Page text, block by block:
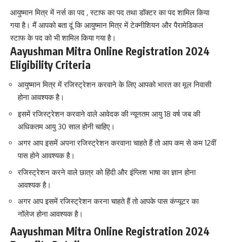
आयुष्मान मित्र में नर्स का पद , स्टाफ का पद तथा डॉक्टर का पद शामिल किया
गया है। मैं आपको बता दूं कि आयुष्मान मित्र में टेक्नीशियन और पैरामेडिकल
स्टाफ के पद को भी शामिल किया गया है।
Aayushman Mitra Online Registration 2024
Eligibility Criteria
आयुष्मान मित्र में रजिस्ट्रेशन करवाने के लिए आपको भारत का मूल निवासी
होना आवश्यक है।
इसमें रजिस्ट्रेशन करवाने वाले आवेदक की न्यूनतम आयु 18 वर्ष जब की
अधिकतम आयु 30 साल होनी चाहिए।
अगर आप इसमें अपना रजिस्ट्रेशन करवाना चाहते हैं तो आप कम से कम 12वीं
पास होने आवश्यक है।
रजिस्ट्रेशन करने वाले छात्र को हिंदी और इंग्लिश भाषा का ज्ञान होना
आवश्यक है।
अगर आप इसमें रजिस्ट्रेशन करना चाहते हैं तो आपके पास कंप्यूटर का
नॉलेज होना आवश्यक है।
Aayushman Mitra Online Registration 2024